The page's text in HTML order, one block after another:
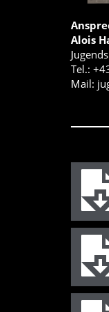
Alois
Tel.:
Mail: